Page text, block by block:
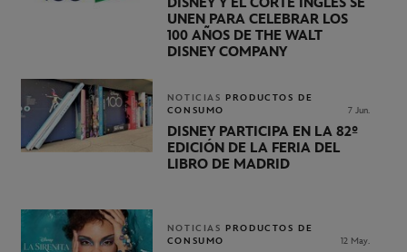
UNEN PARA CELEBRAR LOS
100 AÑOS DE THE WALT
DISNEY COMPANY
NOTICIAS PRODUCTOS DE
CONSUMO
7 Jun.
DISNEY PARTICIPA EN LA 82º
EDICIÓN DE LA FERIA DEL
LIBRO DE MADRID
NOTICIAS PRODUCTOS DE
CONSUMO
12 May.